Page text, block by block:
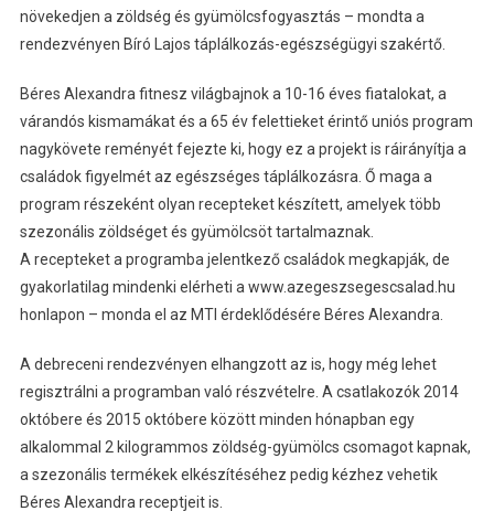
növekedjen a zöldség és gyümölcsfogyasztás – mondta a
rendezvényen Bíró Lajos táplálkozás-egészségügyi szakértő.
Béres Alexandra fitnesz világbajnok a 10-16 éves fiatalokat, a
várandós kismamákat és a 65 év felettieket érintő uniós program
nagykövete reményét fejezte ki, hogy ez a projekt is ráirányítja a
családok figyelmét az egészséges táplálkozásra. Ő maga a
program részeként olyan recepteket készített, amelyek több
szezonális zöldséget és gyümölcsöt tartalmaznak.
A recepteket a programba jelentkező családok megkapják, de
gyakorlatilag mindenki elérheti a www.azegeszsegescsalad.hu
honlapon – monda el az MTI érdeklődésére Béres Alexandra.
A debreceni rendezvényen elhangzott az is, hogy még lehet
regisztrálni a programban való részvételre. A csatlakozók 2014
októbere és 2015 októbere között minden hónapban egy
alkalommal 2 kilogrammos zöldség-gyümölcs csomagot kapnak,
a szezonális termékek elkészítéséhez pedig kézhez vehetik
Béres Alexandra receptjeit is.